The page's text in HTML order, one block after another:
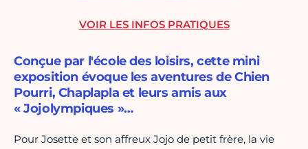
Conçue par l'école des loisirs, cette mini
exposition évoque les aventures de Chien
Pourri, Chaplapla et leurs amis aux
« Jojolympiques »…
Pour Josette et son affreux Jojo de petit frère, la vie
VOIR LES INFOS PRATIQUES